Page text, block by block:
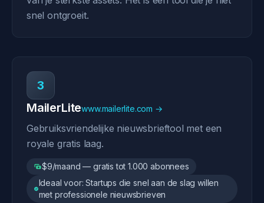
snel ontgroeit.
3
MailerLitewww.mailerlite.com →
Gebruiksvriendelijke nieuwsbrieftool met een
royale gratis laag.
$9/maand — gratis tot 1.000 abonnees
Ideaal voor: Startups die snel aan de slag willen
met professionele nieuwsbrieven